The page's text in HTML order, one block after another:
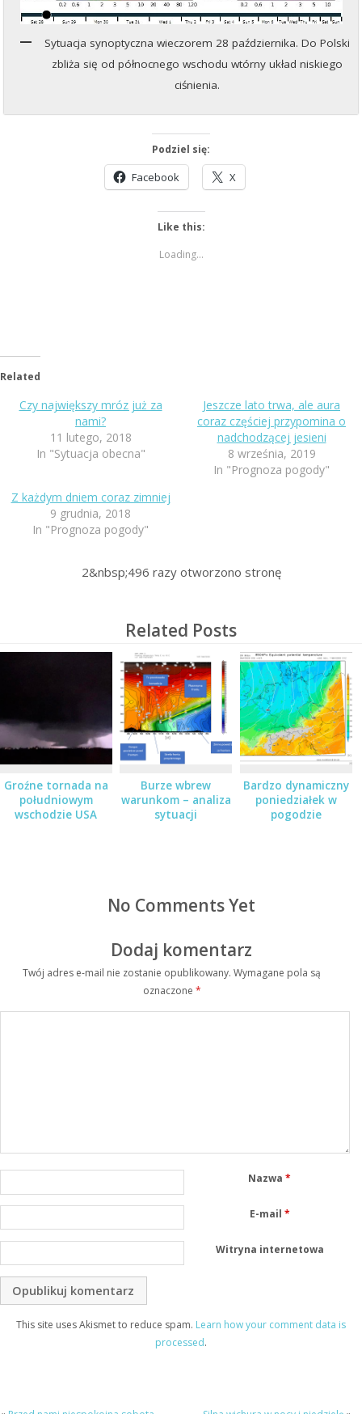
Sytuacja synoptyczna wieczorem 28 października. Do Polski
zbliża się od północnego wschodu wtórny układ niskiego
ciśnienia.
Podziel się:
Facebook X
Like this:
Loading...
Related
Czy największy mróz już za
nami?
11 lutego, 2018
In "Sytuacja obecna"
Jeszcze lato trwa, ale aura
coraz częściej przypomina o
nadchodzącej jesieni
8 września, 2019
In "Prognoza pogody"
Z każdym dniem coraz zimniej
9 grudnia, 2018
In "Prognoza pogody"
2&nbsp;496 razy otworzono stronę
Related Posts
Groźne tornada na
południowym
wschodzie USA
Burze wbrew
warunkom – analiza
sytuacji
Bardzo dynamiczny
poniedziałek w
pogodzie
No Comments Yet
Dodaj komentarz
Twój adres e-mail nie zostanie opublikowany. Wymagane pola są
oznaczone *
Nazwa*
E-mail *
Witryna internetowa
This site uses Akismet to reduce spam. Learn how your comment data is
processed.